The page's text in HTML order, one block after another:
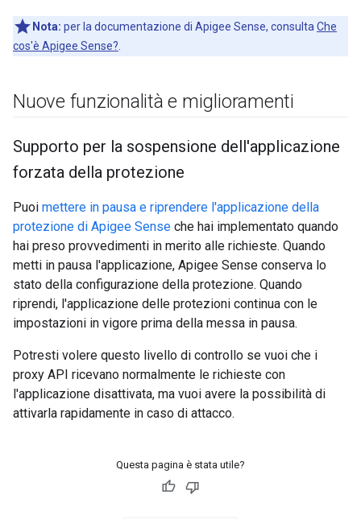
Nota: per la documentazione di Apigee Sense, consulta Che
cos'è Apigee Sense?
Nuove funzionalità e miglioramenti
Supporto per la sospensione dell'applicazione
forzata della protezione
Puoi mettere in pausa e riprendere l'applicazione della
protezione di Apigee Sense che hai implementato quando
hai preso provvedimenti in merito alle richieste. Quando
metti in pausa l'applicazione, Apigee Sense conserva lo
stato della configurazione della protezione. Quando
riprendi, l'applicazione delle protezioni continua con le
impostazioni in vigore prima della messa in pausa.
Potresti volere questo livello di controllo se vuoi che i
proxy API ricevano normalmente le richieste con
l'applicazione disattivata, ma vuoi avere la possibilità di
attivarla rapidamente in caso di attacco.
Questa pagina è stata utile?